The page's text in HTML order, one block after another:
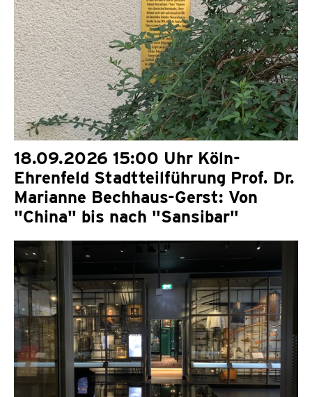
18.09.2026 15:00 Uhr Köln-
Ehrenfeld Stadtteilführung Prof. Dr.
Marianne Bechhaus-Gerst: Von
"China" bis nach "Sansibar"